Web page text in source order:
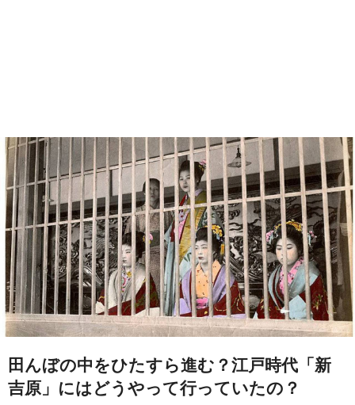
田んぼの中をひたすら進む？江戸時代「新
吉原」にはどうやって行っていたの？